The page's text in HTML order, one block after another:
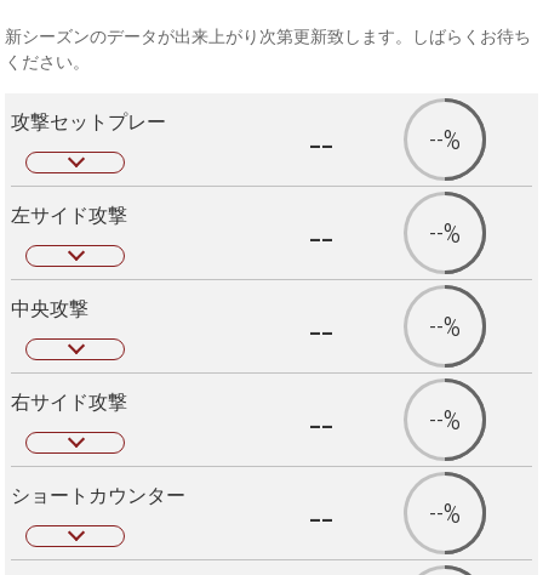
新シーズンのデータが出来上がり次第更新致します。しばらくお待ち
ください。
攻撃セットプレー -- --%
左サイド攻撃 -- --%
中央攻撃 -- --%
右サイド攻撃 -- --%
ショートカウンター -- --%